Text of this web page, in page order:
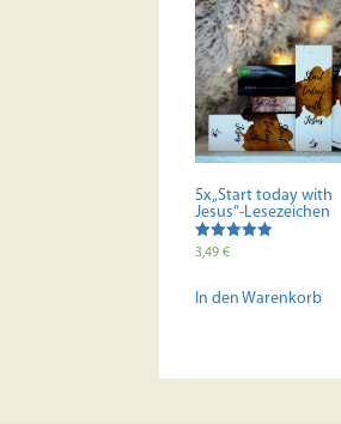
5x „Start today with
Jesus“-Lesezeichen
Bewertet mit
3,49 €
In den Warenkorb